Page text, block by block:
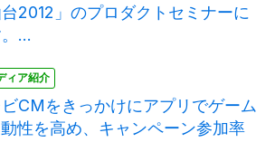
2012」のプロダクトセミナーに
...
ィア紹介
CMをきっかけにアプリでゲーム
性を高め、キャンペーン参加率